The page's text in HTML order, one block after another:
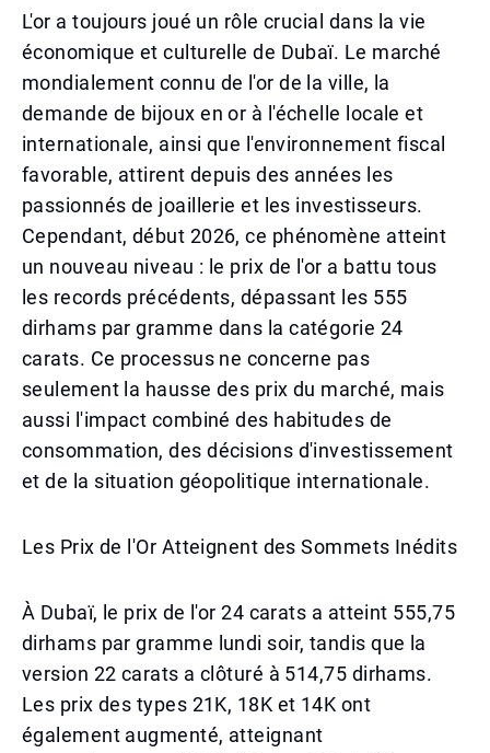
L'or a toujours joué un rôle crucial dans la vie
économique et culturelle de Dubaï. Le marché
mondialement connu de l'or de la ville, la
demande de bijoux en or à l'échelle locale et
internationale, ainsi que l'environnement fiscal
favorable, attirent depuis des années les
passionnés de joaillerie et les investisseurs.
Cependant, début 2026, ce phénomène atteint
un nouveau niveau : le prix de l'or a battu tous
les records précédents, dépassant les 555
dirhams par gramme dans la catégorie 24
carats. Ce processus ne concerne pas
seulement la hausse des prix du marché, mais
aussi l'impact combiné des habitudes de
consommation, des décisions d'investissement
et de la situation géopolitique internationale.
Les Prix de l'Or Atteignent des Sommets Inédits
À Dubaï, le prix de l'or 24 carats a atteint 555,75
dirhams par gramme lundi soir, tandis que la
version 22 carats a clôturé à 514,75 dirhams.
Les prix des types 21K, 18K et 14K ont
également augmenté, atteignant